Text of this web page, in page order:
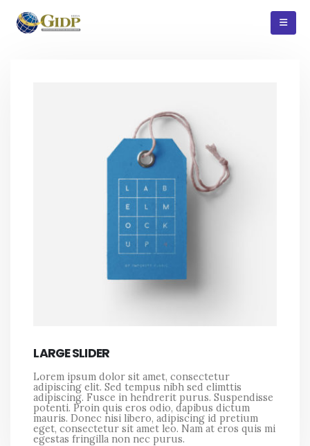
LARGE SLIDER
Lorem ipsum dolor sit amet, consectetur
adipiscing elit. Sed tempus nibh sed elimttis
adipiscing. Fusce in hendrerit purus. Suspendisse
potenti. Proin quis eros odio, dapibus dictum
mauris. Donec nisi libero, adipiscing id pretium
eget, consectetur sit amet leo. Nam at eros quis mi
egestas fringilla non nec purus.